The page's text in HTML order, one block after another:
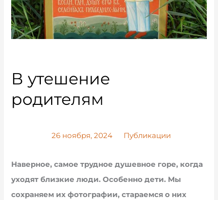
В утешение
родителям
26 ноября, 2024 Публикации
Наверное, самое трудное душевное горе, когда
уходят близкие люди. Особенно дети. Мы
сохраняем их фотографии, стараемся о них